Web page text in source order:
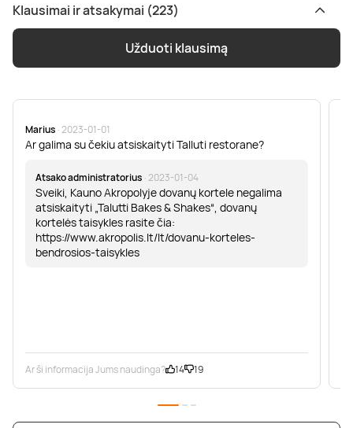
Klausimai ir atsakymai (223)
Užduoti klausimą
Marius · 2023-01-01
Ar galima su čekiu atsiskaityti Talluti restorane?
Atsako administratorius · 2023-01-04
Sveiki, Kauno Akropolyje dovanų kortele negalima
atsiskaityti „Talutti Bakes & Shakes“, dovanų
kortelės taisykles rasite čia:
https://www.akropolis.lt/lt/dovanu-korteles-
bendrosios-taisykles
Ar ši informacija Jums naudinga? 14 19